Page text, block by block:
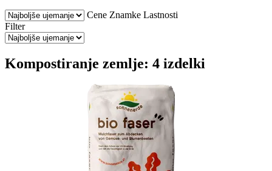
Cene Znamke Lastnosti
Filter
Kompostiranje zemlje: 4 izdelki